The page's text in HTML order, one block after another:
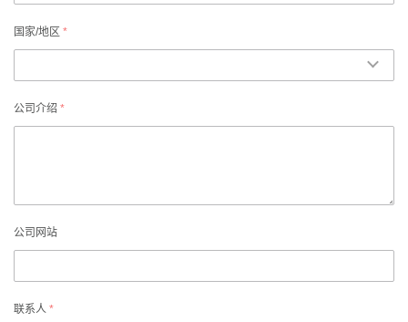
国家/地区 *
公司介绍 *
公司网站
联系人 *